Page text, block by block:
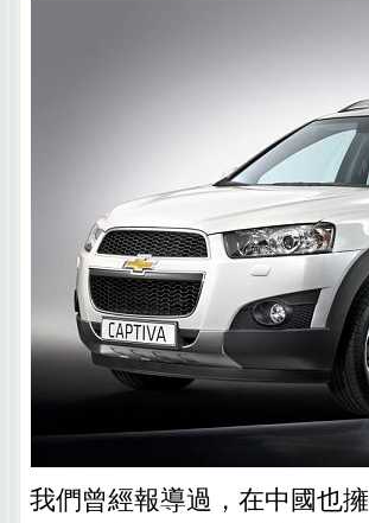
我們曾經報導過，在中國也